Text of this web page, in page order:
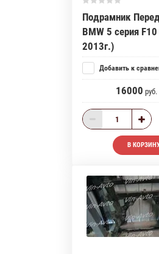
Подрамник
BMW 5 серия
2013г.)
Добавить к
16000 руб.
В